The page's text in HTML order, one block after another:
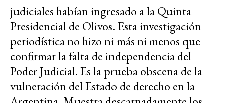
judiciales habían ingresado a la Quinta
Presidencial de Olivos. Esta investigación
periodística no hizo ni más ni menos que
confirmar la falta de independencia del
Poder Judicial. Es la prueba obscena de la
vulneración del Estado de derecho en la